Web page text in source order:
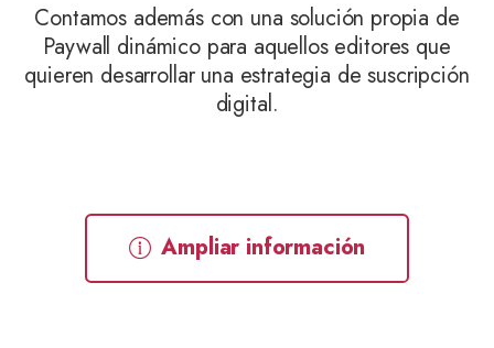
Contamos además con una solución propia de
Paywall dinámico para aquellos editores que
quieren desarrollar una estrategia de suscripción
digital.
Ampliar información